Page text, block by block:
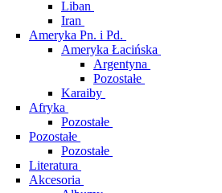
Liban
Iran
Ameryka Pn. i Pd.
Ameryka Łacińska
Argentyna
Pozostałe
Karaiby
Afryka
Pozostałe
Pozostałe
Pozostałe
Literatura
Akcesoria